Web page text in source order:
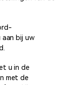
bij uw
u in de
met de